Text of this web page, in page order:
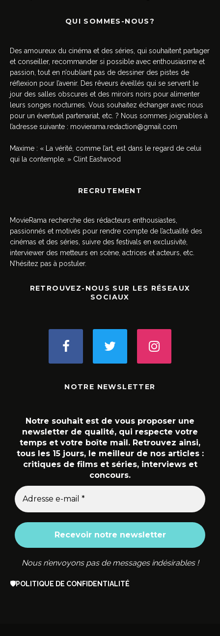
QUI SOMMES-NOUS?
Des amoureux du cinéma et des séries, qui souhaitent partager
et conseiller, recommander si possible avec enthousiasme et
passion, tout en n’oubliant pas de dessiner des pistes de
réflexion pour l’avenir. Des rêveurs éveillés qui se servent le
jour des salles obscures et des miroirs noirs pour alimenter
leurs songes nocturnes. Vous souhaitez échanger avec nous
pour un éventuel partenariat, etc. ? Nous sommes joignables à
l’adresse suivante : movierama.redaction@gmail.com
Maxime : « La vérité, comme l’art, est dans le regard de celui
qui la contemple. » Clint Eastwood
RECRUTEMENT
MovieRama recherche des rédacteurs enthousiastes,
passionnés et motivés pour rendre compte de l’actualité des
cinémas et des séries, suivre des festivals en exclusivité,
interviewer des metteurs en scène, actrices et acteurs, etc.
N’hésitez pas à postuler.
RETROUVEZ-NOUS SUR LES RÉSEAUX
SOCIAUX
NOTRE NEWSLETTER
Notre souhait est de vous proposer une
newsletter de qualité, qui respecte votre
temps et votre boîte mail. Retrouvez ainsi,
tous les 15 jours, le meilleur de nos articles :
critiques de films et séries, interviews et
concours.
Nous n’envoyons pas de messages indésirables !
🛡️POLITIQUE DE CONFIDENTIALITÉ